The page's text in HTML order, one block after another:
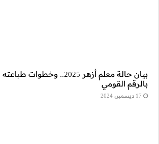
وخطوات طباعته والاستعلام عنه